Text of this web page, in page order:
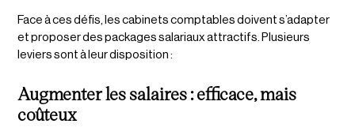
Face à ces défis, les cabinets comptables doivent s’adapter
et proposer des packages salariaux attractifs. Plusieurs
leviers sont à leur disposition :
Augmenter les salaires : efficace, mais
coûteux